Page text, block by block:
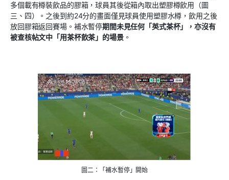
多個載有樽裝飲品的膠箱，球員其後從箱內取出塑膠樽飲用（圖
三、四）。之後到約24分的畫面僅見球員使用塑膠水樽，飲用之後
放回膠箱返回賽場。補水暫停期間未見任何「英式茶杯」，亦沒有
被查核帖文中「用茶杯飲茶」的場景。
圖二：「補水暫停」開始